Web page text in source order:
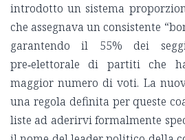
introdotto un sistema
che assegnava un consistente
garantendo il 55% dei
pre‑elettorale di partiti che
maggior numero di voti. La
una regola definita per queste
liste ad aderirvi formalmente